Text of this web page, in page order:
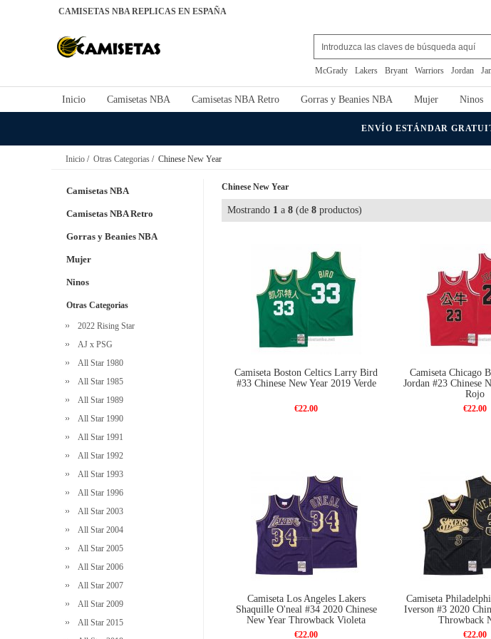
CAMISETAS NBA REPLICAS EN ESPAÑA
McGrady Lakers Bryant Warriors Jordan
Inicio Camisetas NBA Camisetas NBA Retro Gorras y Beanies NBA Mujer Ninos
ENVÍO ESTÁNDAR
Inicio / Otras Categorias / Chinese New Year
Camisetas NBA
Camisetas NBA Retro
Gorras y Beanies NBA
Mujer
Ninos
Otras Categorias
2022 Rising Star
AJ x PSG
All Star 1980
All Star 1985
All Star 1989
All Star 1990
All Star 1991
All Star 1992
All Star 1993
All Star 1996
All Star 2003
All Star 2004
All Star 2005
All Star 2006
All Star 2007
All Star 2009
All Star 2015
Chinese New Year
Mostrando 1 a 8 (de 8 productos)
Camiseta Boston Celtics Larry Bird
#33 Chinese New Year 2019 Verde
€22.00
Camiseta Chicago
Jordan #23 Chinese
Rojo
€22.00
Camiseta Los Angeles Lakers
Shaquille O'neal #34 2020 Chinese
New Year Throwback Violeta
€22.00
Camiseta
Iverson #3 2020
Throwback
€22.00